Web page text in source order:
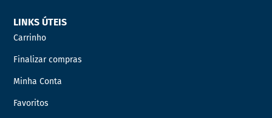
LINKS ÚTEIS
Carrinho
Finalizar compras
Minha Conta
Favoritos